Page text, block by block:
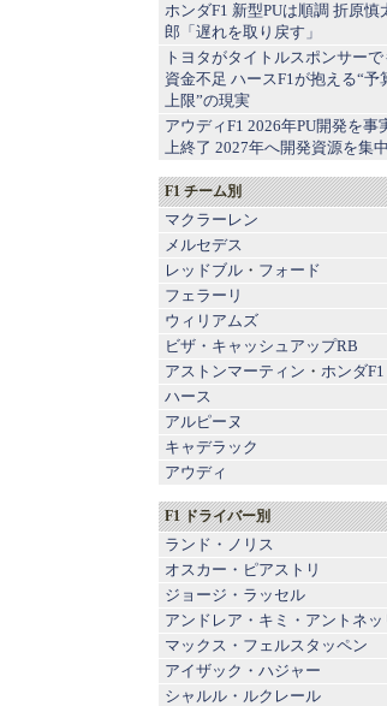
ホンダF1 新型PUは順調 折原慎
郎「遅れを取り戻す」
トヨタがタイトルスポンサーで
資金不足 ハースF1が抱える“予
上限”の現実
アウディF1 2026年PU開発を事
上終了 2027年へ開発資源を集中
F1 チーム別
マクラーレン
メルセデス
レッドブル ・ フォード
フェラーリ
ウィリアムズ
ビザ・キャッシュアップRB
アストンマーティン ・ ホンダF1
ハース
アルピーヌ
キャデラック
アウディ
F1 ドライバー別
ランド・ノリス
オスカー・ピアストリ
ジョージ・ラッセル
アンドレア・キミ・アントネッ
マックス・フェルスタッペン
アイザック・ハジャー
シャルル・ルクレール